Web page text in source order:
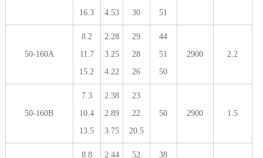
16.3
4.53
30
51
50-160A
8.2
11.7
15.2
2.28
3.25
4.22
29
28
26
44
51
50
2900 2.2
50-160B
7.3
10.4
13.5
2.38
2.89
3.75
23
22
20.5
50 2900 1.5
8.8
2.44
52
38